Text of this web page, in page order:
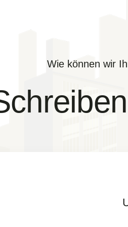
Wie können wir